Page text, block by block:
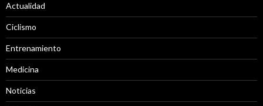
Actualidad
Ciclismo
Entrenamiento
Medicina
Noticias